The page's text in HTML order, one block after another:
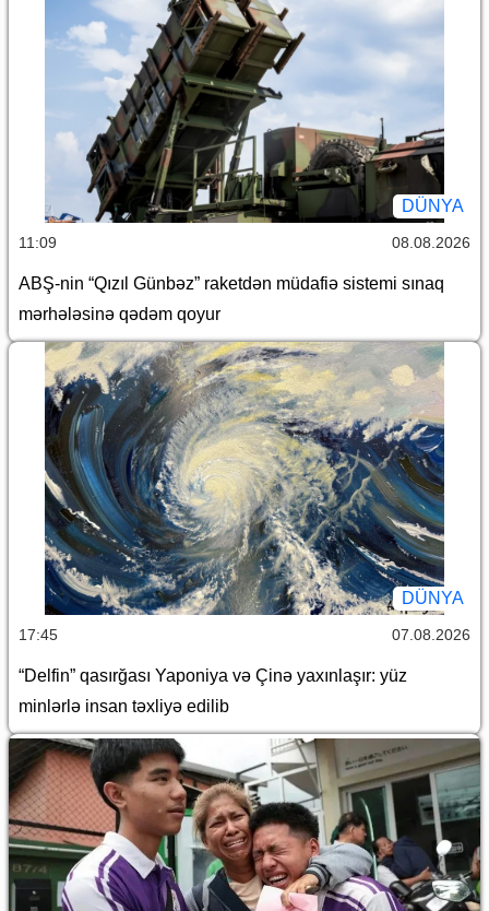
DÜNYA
11:09 08.08.2026
ABŞ-nin “Qızıl Günbəz” raketdən müdafiə sistemi sınaq
mərhələsinə qədəm qoyur
DÜNYA
17:45 07.08.2026
“Delfin” qasırğası Yaponiya və Çinə yaxınlaşır: yüz
minlərlə insan təxliyə edilib